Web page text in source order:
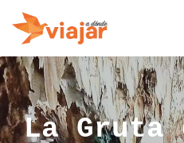
Saltar
al
contenido
La Gruta